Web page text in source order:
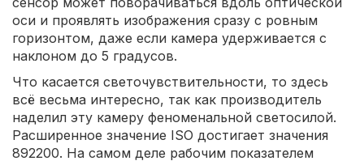
оси и проявлять изображения сразу с ровным
горизонтом, даже если камера удерживается с
наклоном до 5 градусов.
Что касается светочувствительности, то здесь
всё весьма интересно, так как производитель
наделил эту камеру феноменальной светосилой.
Расширенное значение ISO достигает значения
892200. На самом деле рабочим показателем